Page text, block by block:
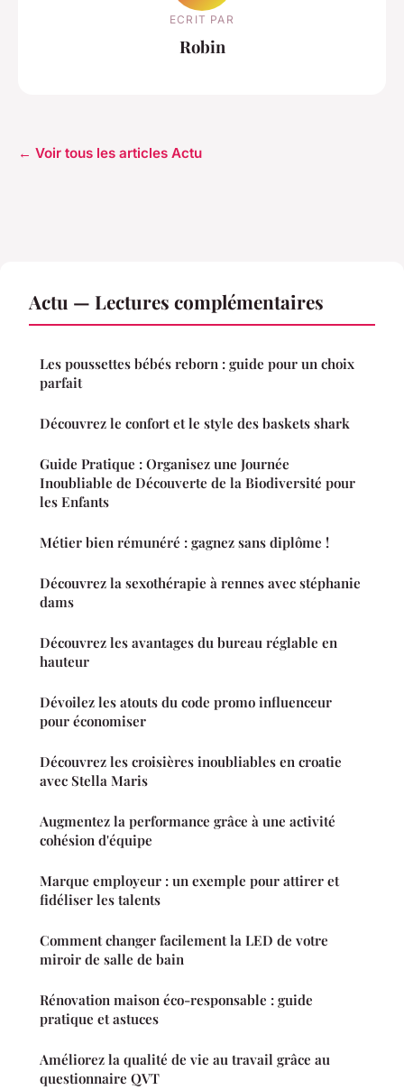
ECRIT PAR
Robin
← Voir tous les articles Actu
Actu — Lectures complémentaires
Les poussettes bébés reborn : guide pour un choix
parfait
Découvrez le confort et le style des baskets shark
Guide Pratique : Organisez une Journée
Inoubliable de Découverte de la Biodiversité pour
les Enfants
Métier bien rémunéré : gagnez sans diplôme !
Découvrez la sexothérapie à rennes avec stéphanie
dams
Découvrez les avantages du bureau réglable en
hauteur
Dévoilez les atouts du code promo influenceur
pour économiser
Découvrez les croisières inoubliables en croatie
avec Stella Maris
Augmentez la performance grâce à une activité
cohésion d'équipe
Marque employeur : un exemple pour attirer et
fidéliser les talents
Comment changer facilement la LED de votre
miroir de salle de bain
Rénovation maison éco-responsable : guide
pratique et astuces
Améliorez la qualité de vie au travail grâce au
questionnaire QVT